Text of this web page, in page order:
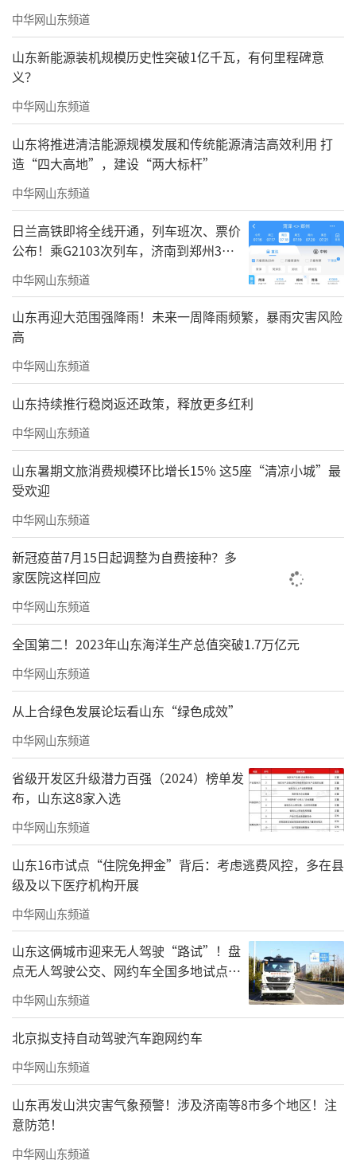
中华网山东频道
山东新能源装机规模历史性突破1亿千瓦，有何里程碑意
义？
中华网山东频道
山东将推进清洁能源规模发展和传统能源清洁高效利用 打
造“四大高地”，建设“两大标杆”
中华网山东频道
日兰高铁即将全线开通，列车班次、票价
公布！乘G2103次列车，济南到郑州3小
时到达
中华网山东频道
山东再迎大范围强降雨！未来一周降雨频繁，暴雨灾害风险
高
中华网山东频道
山东持续推行稳岗返还政策，释放更多红利
中华网山东频道
山东暑期文旅消费规模环比增长15% 这5座“清凉小城”最
受欢迎
中华网山东频道
新冠疫苗7月15日起调整为自费接种？多
家医院这样回应
中华网山东频道
全国第二！2023年山东海洋生产总值突破1.7万亿元
中华网山东频道
从上合绿色发展论坛看山东“绿色成效”
中华网山东频道
省级开发区升级潜力百强（2024）榜单发
布，山东这8家入选
中华网山东频道
山东16市试点“住院免押金”背后：考虑逃费风控，多在县
级及以下医疗机构开展
中华网山东频道
山东这俩城市迎来无人驾驶“路试”！盘
点无人驾驶公交、网约车全国多地试点之
路
中华网山东频道
北京拟支持自动驾驶汽车跑网约车
中华网山东频道
山东再发山洪灾害气象预警！涉及济南等8市多个地区！注
意防范！
中华网山东频道